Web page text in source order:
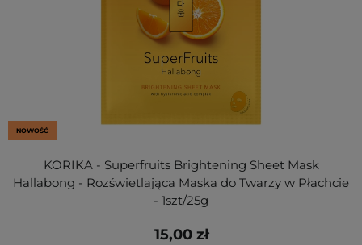
NOWOŚĆ
KORIKA - Superfruits Brightening Sheet Mask
Hallabong - Rozświetlająca Maska do Twarzy w Płachcie
- 1szt/25g
15,00 zł